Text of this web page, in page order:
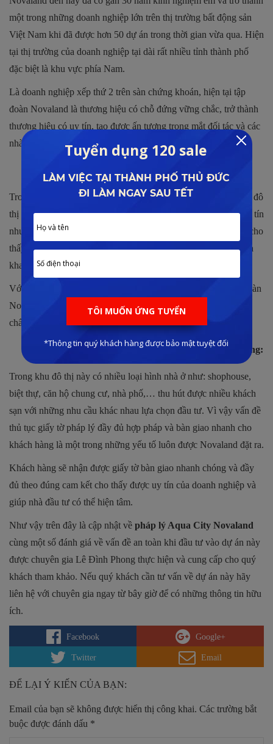
một trong những doanh nghiệp lớn trên thị trường bất động sản
Việt Nam khi đã được hơn 50 dự án trong thời gian vừa qua. Hiện
tại thị trường của doanh nghiệp tại dài rất nhiều tỉnh thành phố
đặc biệt là khu vực phía Nam.
Là doanh nghiệp xếp thứ 2 trên sàn chứng khoán, hiện tại tập
đoàn Novaland là thương hiệu có chỗ đứng vững chắc, trở thành
thương hiệu có uy tín, tạo được ấn tượng trong mắt đối tác và các
nhà đầu tư.
Nguồn vốn hỗ trợ từ nhiều ngân hàng lớn:
Trong hầu hết tất cả các dự án của Novaland và đặc biệt là khu đô
thị mới tại Đồng Nai đều có sự hiện diện của các ngân hàng uy tín
như:
Vietcombank
, BIDV, Sacombank,… Điều này cho
thấy uy tín và những giá trị mà các dự án do doanh nghiệp triển
khai đã được các ngân hàng lớn thẩm định.
Với nguồn lực tài chính dồi dào nên tất cả các dự án của tập đoàn
Nova từ trước đến nay luôn hoàn thiện đúng tiến độ, đảm bảo
chất lượng.
Bàn giao thủ tục pháp lý nhanh chóng cho khách hàng:
Trong khu đô thị này có nhiều loại hình nhà ở như: shophouse,
biệt thự, căn hộ chung cư, nhà phố,… thu hút được nhiều khách
sạn với những nhu cầu khác nhau lựa chọn đầu tư. Vì vậy vấn đề
thủ tục giấy tờ pháp lý đầy đủ hợp pháp và bàn giao nhanh cho
khách hàng là một trong những yếu tố luôn được Novaland đặt ra.
Khách hàng sẽ nhận được giấy tờ bàn giao nhanh chóng và đầy
đủ theo đúng cam kết cho thấy được uy tín của doanh nghiệp và
giúp nhà đầu tư có thể hiện tâm.
Như vậy trên đây là cập nhật về pháp lý Aqua City Novaland
cùng một số đánh giá về vấn đề an toàn khi đầu tư vào dự án này
được chuyên gia Lê Đình Phong thực hiện và cung cấp cho quý
khách tham khảo. Nếu quý khách cần tư vấn về dự án này hãy
liên hệ với chuyên gia ngay từ bây giờ để có những thông tin hữu
ích.
Facebook Google+
Twitter Email
ĐỂ LẠI Ý KIẾN CỦA BẠN:
Email của bạn sẽ không được hiển thị công khai. Các trường bắt
buộc được đánh dấu *